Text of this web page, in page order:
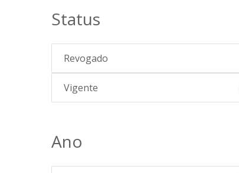
Status
Revogado
Vigente
Ano